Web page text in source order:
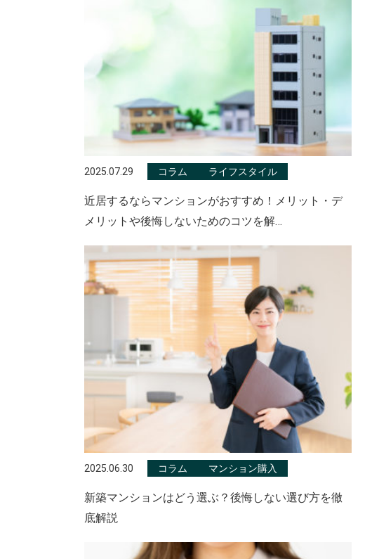
2025.07.29 コラム ライフスタイル
近居するならマンションがおすすめ！メリット・デ
メリットや後悔しないためのコツを解…
2025.06.30 コラム マンション購入
新築マンションはどう選ぶ？後悔しない選び方を徹
底解説